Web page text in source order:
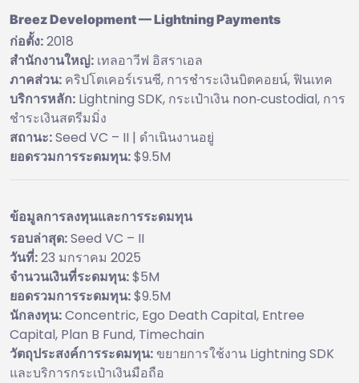
Breez Development — Lightning Payments
ก่อตั้ง:2018
สำนักงานใหญ่: เทลอาวีฟ อิสราเอล
ภาคส่วน: คริปโตเคอร์เรนซี, การชำระเงินบิตคอยน์, ฟินเทค
บริการหลัก: Lightning SDK, กระเป๋าเงิน non‑custodial, การ
ชำระเงินสตรีมมิ่ง
สถานะ:Seed VC – II | ดำเนินงานอยู่
ยอดรวมการระดมทุน:$9.5M
ข้อมูลการลงทุนและการระดมทุน
รอบล่าสุด:Seed VC – II
วันที่:23 มกราคม 2025
จำนวนเงินที่ระดมทุน:$5M
ยอดรวมการระดมทุน:$9.5M
นักลงทุน:Concentric, Ego Death Capital, Entree
Capital, Plan B Fund, Timechain
วัตถุประสงค์การระดมทุน:ขยายการใช้งาน Lightning SDK
และบริการกระเป๋าเงินมือถือ